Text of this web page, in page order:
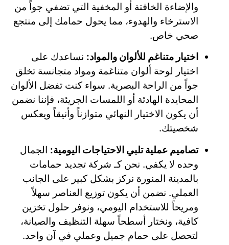
والإضاءة الخافتة أو المخفية التي تضفي جواً من
الاسترخاء والهدوء، مما يحول حمامك إلى منتجع
صحي خاص.
اختيار متناغم للألوان والمواد: نساعدك على
اختيار لوحة ألوان متناغمة ومواد متجانسة تخلق
جواً من الراحة البصرية. سواء كنت تفضل الألوان
المحايدة الهادئة أو اللمسات الجريئة، فإننا نضمن
أن يكون الاختيار النهائي متوازناً وأنيقاً ويعكس
شخصيتك.
تصاميم عملية تلبي الاحتياجات اليومية: الجمال
وحده لا يكفي. نحن كـ شركة تجديد حمامات
بالمدينة المنورة نركز بشكل كبير على الجانب
العملي. نضمن أن يكون توزيع العناصر سهلاً
ومريحاً للاستخدام اليومي، ونوفر حلول تخزين
كافية، ونختار أسطحاً سهلة التنظيف والصيانة،
لتحصل على حمام جميل وعملي في آن واحد.